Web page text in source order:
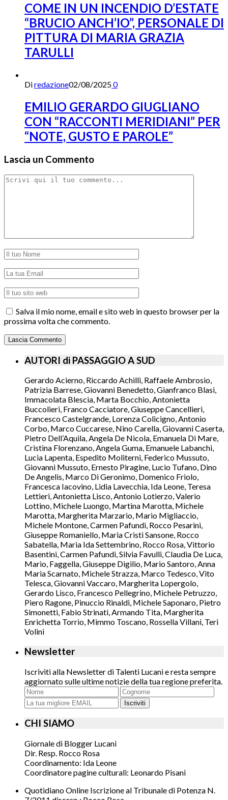
COME IN UN INCENDIO D’ESTATE
“BRUCIO ANCH’IO”, PERSONALE DI
PITTURA DI MARIA GRAZIA
TARULLI
Diredazione02/08/20250
EMILIO GERARDO GIUGLIANO
CON “RACCONTI MERIDIANI” PER
“NOTE, GUSTO E PAROLE”
Lascia un Commento
Salva il mio nome, email e sito web in questo browser per la
prossima volta che commento.
AUTORI di PASSAGGIO A SUD
Gerardo Acierno, Riccardo Achilli, Raffaele Ambrosio,
Patrizia Barrese, Giovanni Benedetto, Gianfranco Blasi,
Immacolata Blescia, Marta Bocchio, Antonietta
Buccolieri, Franco Cacciatore, Giuseppe Cancellieri,
Francesco Castelgrande, Lorenza Colicigno, Antonio
Corbo, Marco Cuccarese, Nino Carella, Giovanni Caserta,
Pietro Dell’Aquila, Angela De Nicola, Emanuela Di Mare,
Cristina Florenzano, Angela Guma, Emanuele Labanchi,
Lucia Lapenta, Espedito Moliterni, Federico Mussuto,
Giovanni Mussuto, Ernesto Piragine, Lucio Tufano, Dino
De Angelis, Marco Di Geronimo, Domenico Friolo,
Francesca Iacovino, Lidia Lavecchia, Ida Leone, Teresa
Lettieri, Antonietta Lisco, Antonio Lotierzo, Valerio
Lottino, Michele Luongo, Martina Marotta, Michele
Marotta, Margherita Marzario, Mario Migliaccio,
Michele Montone, Carmen Pafundi, Rocco Pesarini,
Giuseppe Romaniello, Maria Cristi Sansone, Rocco
Sabatella, Maria Ida Settembrino, Rocco Rosa, Vittorio
Basentini, Carmen Pafundi, Silvia Favulli, Claudia De Luca,
Mario, Faggella, Giuseppe Digilio, Mario Santoro, Anna
Maria Scarnato, Michele Strazza, Marco Tedesco, Vito
Telesca, Giovanni Vaccaro, Margherita Lopergolo,
Gerardo Lisco, Francesco Pellegrino, Michele Petruzzo,
Piero Ragone, Pinuccio Rinaldi, Michele Saponaro, Pietro
Simonetti, Fabio Strinati, Armando Tita, Margherita
Enrichetta Torrio, Mimmo Toscano, Rossella Villani, Teri
Volini
Newsletter
Iscriviti alla Newsletter di Talenti Lucani e resta sempre
aggiornato sulle ultime notizie della tua regione preferita.
Iscriviti
CHI SIAMO
Giornale di Blogger Lucani
Dir. Resp. Rocco Rosa
Coordinamento: Ida Leone
Coordinatore pagine culturali: Leonardo Pisani
Quotidiano Online Iscrizione al Tribunale di Potenza N.